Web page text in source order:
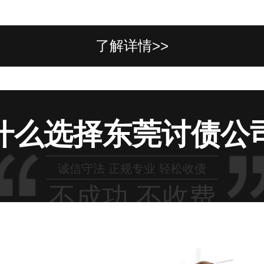
了解详情>>
么选择东莞讨债公
诚信守法 正规专业 轻松收债
不成功 不收费